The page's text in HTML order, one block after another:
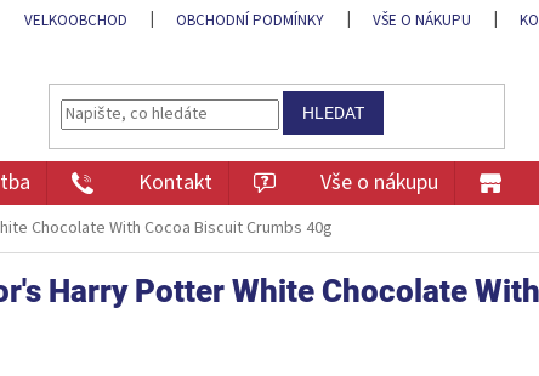
VELKOOBCHOD OBCHODNÍ PODMÍNKY VŠE O NÁKUPU
HLEDAT
Kontakt Vše o nákupu
Chocolate With Cocoa Biscuit Crumbs 40g
Harry Potter White Chocolate